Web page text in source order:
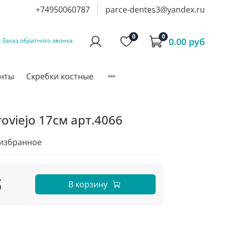
+74950060787 parce-dentes3@yandex.ru
Заказ обратного звонка 0 0 0.00 руб
Скребки костные
17см арт.4066
В корзину